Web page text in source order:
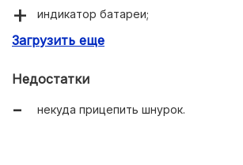
индикатор батареи;
яркий свет 9000 лм.
Загрузить еще
Недостатки
некуда прицепить шнурок.